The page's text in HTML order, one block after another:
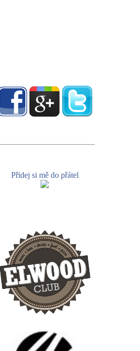
Přidej si mě do přátel